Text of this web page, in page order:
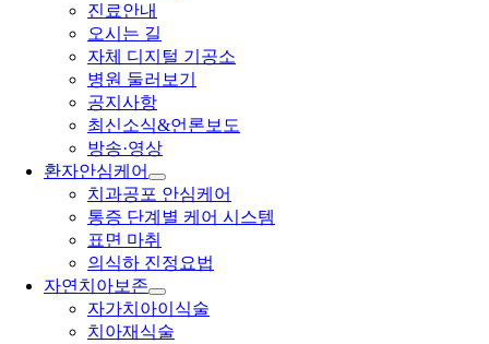
진료안내
오시는 길
자체 디지털 기공소
병원 둘러보기
공지사항
최신소식&언론보도
방송·영상
환자안심케어
치과공포 안심케어
통증 단계별 케어 시스템
표면 마취
의식하 진정요법
자연치아보존
자가치아이식술
치아재식술